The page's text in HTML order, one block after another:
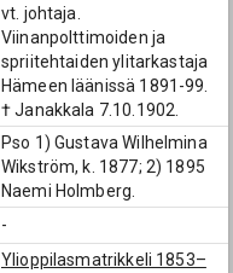
vt. johtaja.
Viinanpolttimoiden ja
spriitehtaiden ylitarkastaja
Hämeen läänissä 1891-99.
† Janakkala 7.10.1902.
Pso 1) Gustava Wilhelmina
Wikström, k. 1877; 2) 1895
Naemi Holmberg.
-
Ylioppilasmatrikkeli 1853–